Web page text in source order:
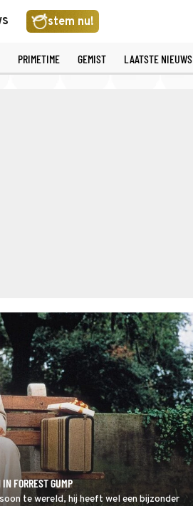
stem nu!
PRIMETIME GEMIST LAATSTE NIEUWS
FORREST GUMP
te wereld, hij heeft wel een bijzonder